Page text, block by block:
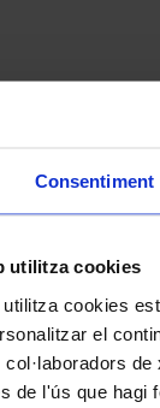
Consentiment
utilitza cookies
cookies
el
de l'ús que hagi